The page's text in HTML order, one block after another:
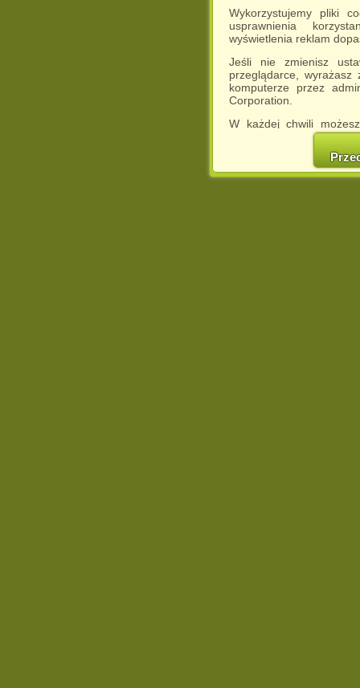
Wykorzystujemy pliki
usprawnienia
wyświetlenia reklam
Jeśli nie zmienisz
przeglądarce,
komputerze przez
Corporation.
W każdej chwili
cookies w swojej
w naszej
http://chomikuj.pl/